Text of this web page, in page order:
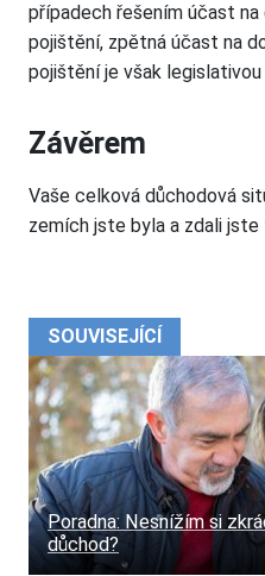
SOUVISEJÍCÍ
Poradna: Nesnížím si
důchod?
případech řešením účast
pojištění, zpětná účast na
pojištění je však legislativou
Závěrem
Vaše celková důchodová
zemích jste byla a zdali